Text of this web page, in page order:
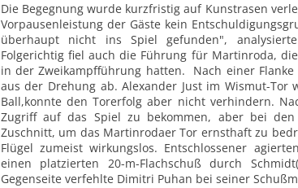
Die Begegnung wurde kurzfristig auf Kunstrasen
Vorpausenleistung der Gäste kein
überhaupt nicht ins Spiel gefunden",
Folgerichtig fiel auch die Führung für Martinroda,
in der Zweikampfführung hatten. Nach einer
aus der Drehung ab.Alexander Just im Wismut-Tor
Ball,konnte den Torerfolg aber nicht verhindern.
Zugriff auf das Spiel zu bekommen, aber bei den
Zuschnitt, um das Martinrodaer Tor ernsthaft zu
Flügel zumeistwirkungslos. Entschlossener
einen platzierten 20-m-Flachschuß durch
Gegenseite verfehlte Dimitri Puhan bei seiner